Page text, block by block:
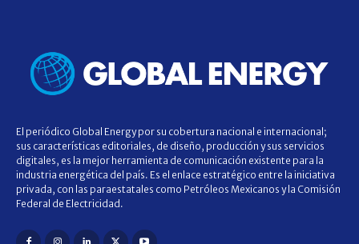
El periódico Global Energy por su cobertura nacional e internacional;
sus características editoriales, de diseño, producción y sus servicios
digitales, es la mejor herramienta de comunicación existente para la
industria energética del país. Es el enlace estratégico entre la iniciativa
privada, con las paraestatales como Petróleos Mexicanos y la Comisión
Federal de Electricidad.